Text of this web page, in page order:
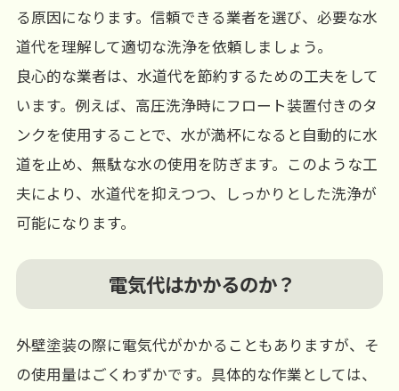
る原因になります。信頼できる業者を選び、必要な水
道代を理解して適切な洗浄を依頼しましょう。
良心的な業者は、水道代を節約するための工夫をして
います。例えば、高圧洗浄時にフロート装置付きのタ
ンクを使用することで、水が満杯になると自動的に水
道を止め、無駄な水の使用を防ぎます。このような工
夫により、水道代を抑えつつ、しっかりとした洗浄が
可能になります。
電気代はかかるのか？
外壁塗装の際に電気代がかかることもありますが、そ
の使用量はごくわずかです。具体的な作業としては、